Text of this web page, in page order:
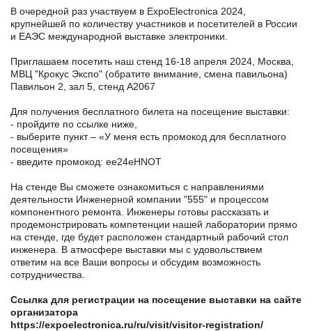
В очередной раз участвуем в ExpoElectronica 2024,
крупнейшей по количеству участников и посетителей в России
и ЕАЭС международной выставке электроники.
Приглашаем посетить наш стенд 16-18 апреля 2024, Москва,
МВЦ "Крокус Экспо" (обратите внимание, смена павильона)
Павильон 2, зал 5, стенд A2067
Для получения бесплатного билета на посещение выставки:
- пройдите по ссылке ниже,
- выберите пункт – «У меня есть промокод для бесплатного
посещения»
- введите промокод: ee24eHNOT
На стенде Вы сможете ознакомиться с направлениями
деятельности Инженерной компании "555" и процессом
компонентного ремонта. Инженеры готовы рассказать и
продемонстрировать компетенции нашей лаборатории прямо
на стенде, где будет расположен стандартный рабочий стол
инженера. В атмосфере выставки мы с удовольствием
ответим на все Ваши вопросы и обсудим возможность
сотрудничества.
Ссылка для регистрации на посещение выставки на сайте
организатора
https://expoelectronica.ru/ru/visit/visitor-registration/